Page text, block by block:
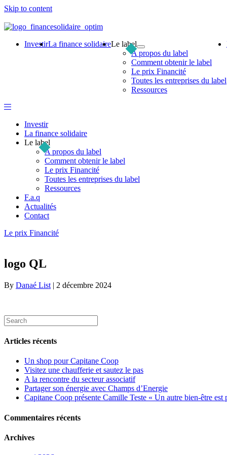
Skip to content
InvestirLa finance solidaireLe label
A propos du label
Comment obtenir le label
Le prix Financité
Toutes les entreprises du label
Ressources
Investir
La finance solidaire
Le label
A propos du label
Comment obtenir le label
Le prix Financité
Toutes les entreprises du label
Ressources
F.a.q
Actualités
Contact
Le prix Financité
logo QL
By Danaé List | 2 décembre 2024
Articles récents
Un shop pour Capitane Coop
Visitez une chaufferie et sautez le pas
A la rencontre du secteur associatif
Partager son énergie avec Champs d’Energie
Capitane Coop présente Camille Teste « Un autre bien-être est
Commentaires récents
Archives